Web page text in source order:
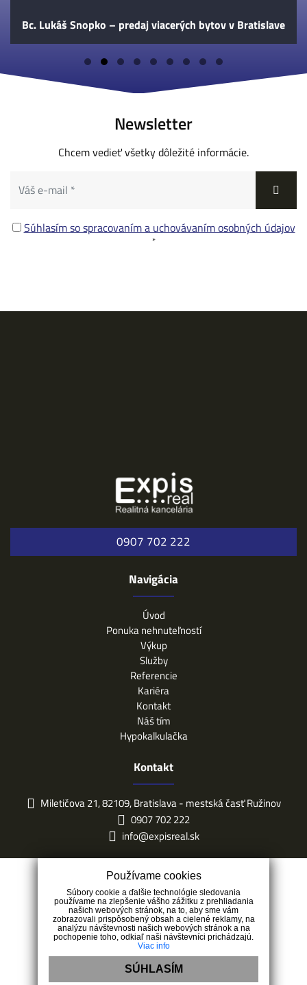
Bc. Lukáš Snopko – predaj viacerých bytov v Bratislave
Newsletter
Chcem vedieť všetky dôležité informácie.
Súhlasím so spracovaním a uchovávaním osobných údajov
*
0907 702 222
Navigácia
Úvod
Ponuka nehnuteľností
Výkup
Služby
Referencie
Kariéra
Kontakt
Náš tím
Hypokalkulačka
Kontakt
Miletičova 21, 82109, Bratislava - mestská časť Ružinov
0907 702 222
info@expisreal.sk
Používame cookies
Súbory cookie a ďalšie technológie sledovania
používame na zlepšenie vášho zážitku z prehliadania
našich webových stránok, na to, aby sme vám
zobrazovali prispôsobený obsah a cielené reklamy, na
analýzu návštevnosti našich webových stránok a na
pochopenie toho, odkiaľ naši návštevníci prichádzajú.
Viac info
SÚHLASÍM